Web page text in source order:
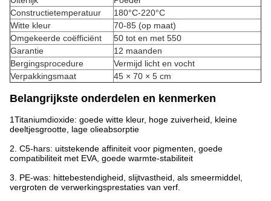
Constructietemperatuur
180°C-220°C
Witte kleur
70-85 (op maat)
Omgekeerde coëfficiënt
50 tot en met 550
Garantie
12 maanden
Bergingsprocedure
Vermijd licht en vocht
Verpakkingsmaat
45 × 70 × 5 cm
Belangrijkste onderdelen en kenmerken
1Titaniumdioxide: goede witte kleur, hoge zuiverheid, kleine
deeltjesgrootte, lage olieabsorptie
2. C5-hars: uitstekende affiniteit voor pigmenten, goede
compatibiliteit met EVA, goede warmte-stabiliteit
3. PE-was: hittebestendigheid, slijtvastheid, als smeermiddel,
vergroten de verwerkingsprestaties van verf.